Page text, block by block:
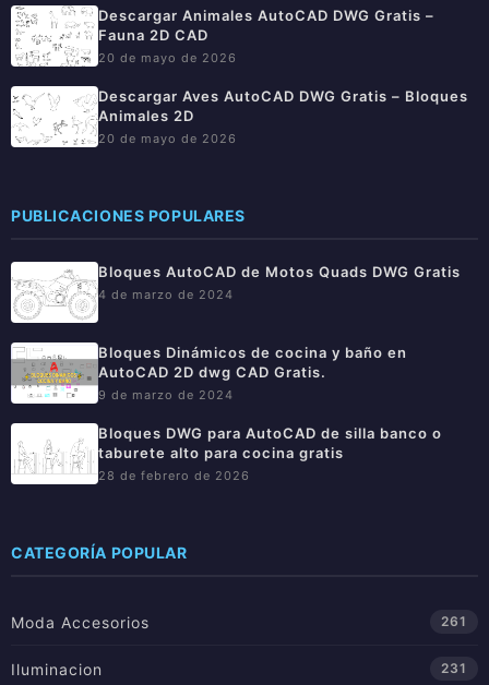
Descargar Animales AutoCAD DWG Gratis –
Fauna 2D CAD
20 de mayo de 2026
Descargar Aves AutoCAD DWG Gratis – Bloques
Animales 2D
20 de mayo de 2026
PUBLICACIONES POPULARES
Bloques AutoCAD de Motos Quads DWG Gratis
4 de marzo de 2024
Bloques Dinámicos de cocina y baño en
AutoCAD 2D dwg CAD Gratis.
9 de marzo de 2024
Bloques DWG para AutoCAD de silla banco o
taburete alto para cocina gratis
28 de febrero de 2026
CATEGORÍA POPULAR
Moda Accesorios 261
Iluminacion 231